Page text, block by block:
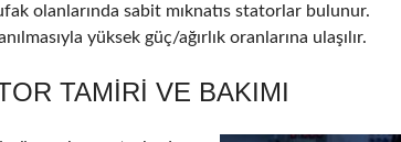
olanlarında sabit mıknatıs statorlar bulunur.
yüksek güç/ağırlık oranlarına ulaşılır.
TAMIRI VE BAKIMI